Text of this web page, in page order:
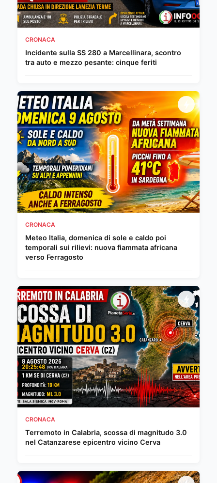
CRONACA
Incidente sulla SS 280 a Marcellinara, scontro
tra auto e mezzo pesante: cinque feriti
CRONACA
Meteo Italia, domenica di sole e caldo poi
temporali sui rilievi: nuova fiammata africana
verso Ferragosto
CRONACA
Terremoto in Calabria, scossa di magnitudo 3.0
nel Catanzarese epicentro vicino Cerva